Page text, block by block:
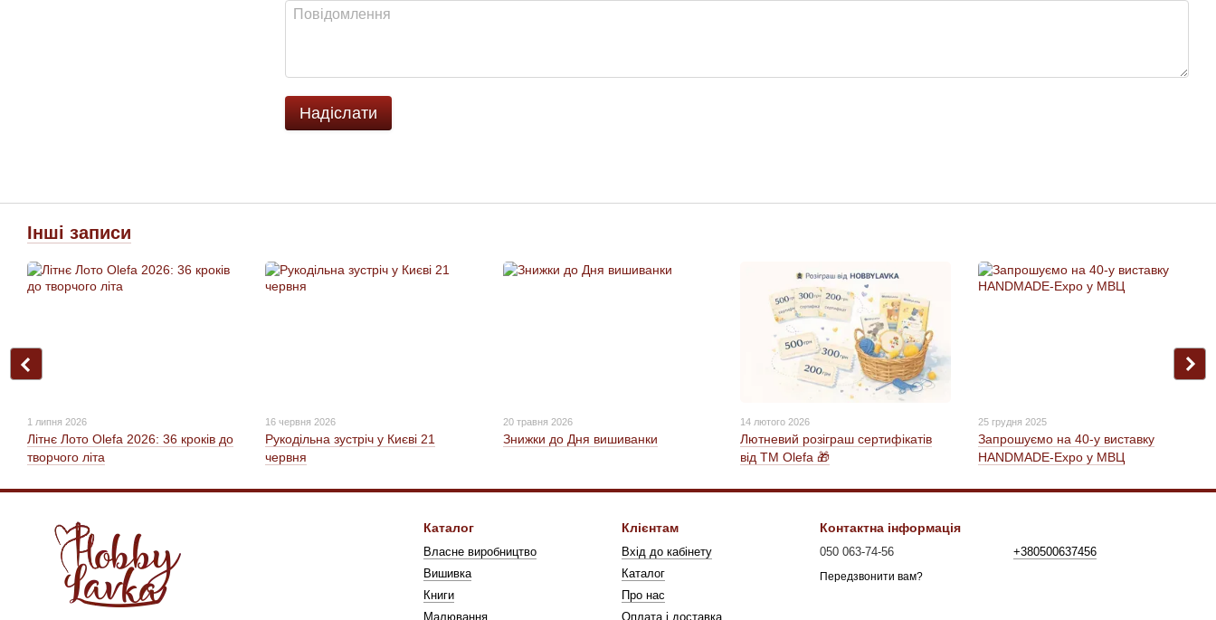
Надіслати
Інші записи
1 липня 2026
Літнє Лото Olefa 2026: 36 кроків до
творчого літа
16 червня 2026
Рукодільна зустріч у Києві 21
червня
20 травня 2026
Знижки до Дня вишиванки
14 лютого 2026
Лютневий розіграш сертифікатів
від ТМ Olefa 🎁
25 грудня 2025
Запрошуємо на 40-у виставку
HANDMАDE-Expo у МВЦ
Каталог
Власне виробництво
Вишивка
Книги
Малювання
Клієнтам
Вхід до кабінету
Каталог
Про нас
Оплата і доставка
Контактна інформація
050 063-74-56
Передзвонити вам?
+380500637456